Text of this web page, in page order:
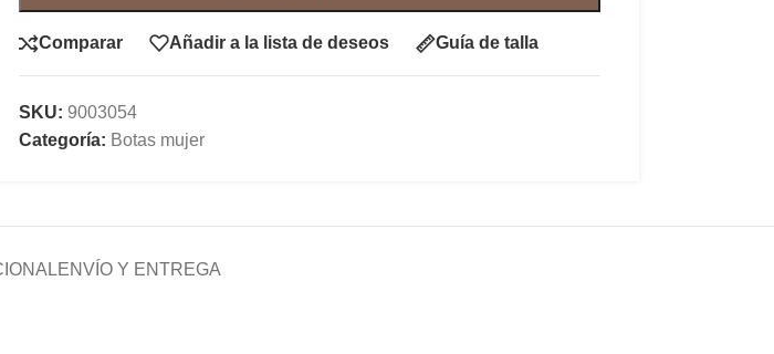
Comparar Añadir a la lista de deseos Guía de talla
SKU: 9003054
Categoría: Botas mujer
ENVÍO Y ENTREGA